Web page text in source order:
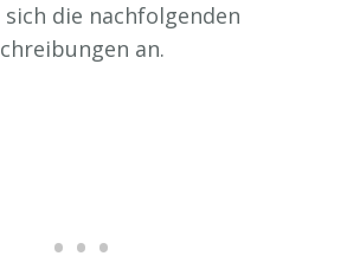
sich die nachfolgenden
an.